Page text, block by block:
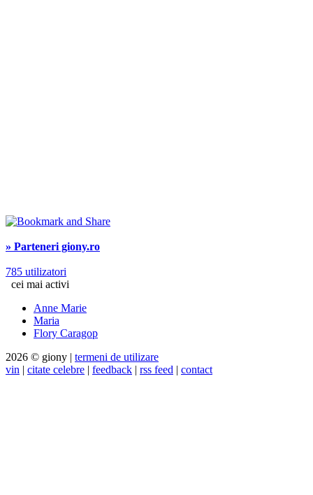
» Parteneri giony.ro
785 utilizatori
cei mai activi
Anne Marie
Maria
Flory Caragop
2026 © giony | termeni de utilizare
vin | citate celebre | feedback | rss feed | contact